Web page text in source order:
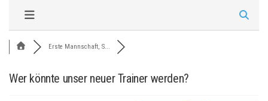
Erste Mannschaft, S...
Wer könnte unser neuer Trainer werden?